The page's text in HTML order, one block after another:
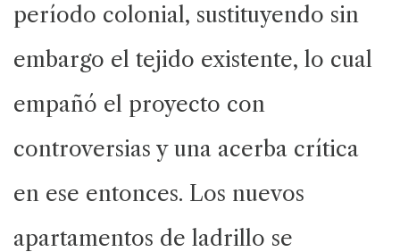
período colonial, sustituyendo sin
embargo el tejido existente, lo cual
empañó el proyecto con
controversias y una acerba crítica
en ese entonces. Los nuevos
apartamentos de ladrillo se